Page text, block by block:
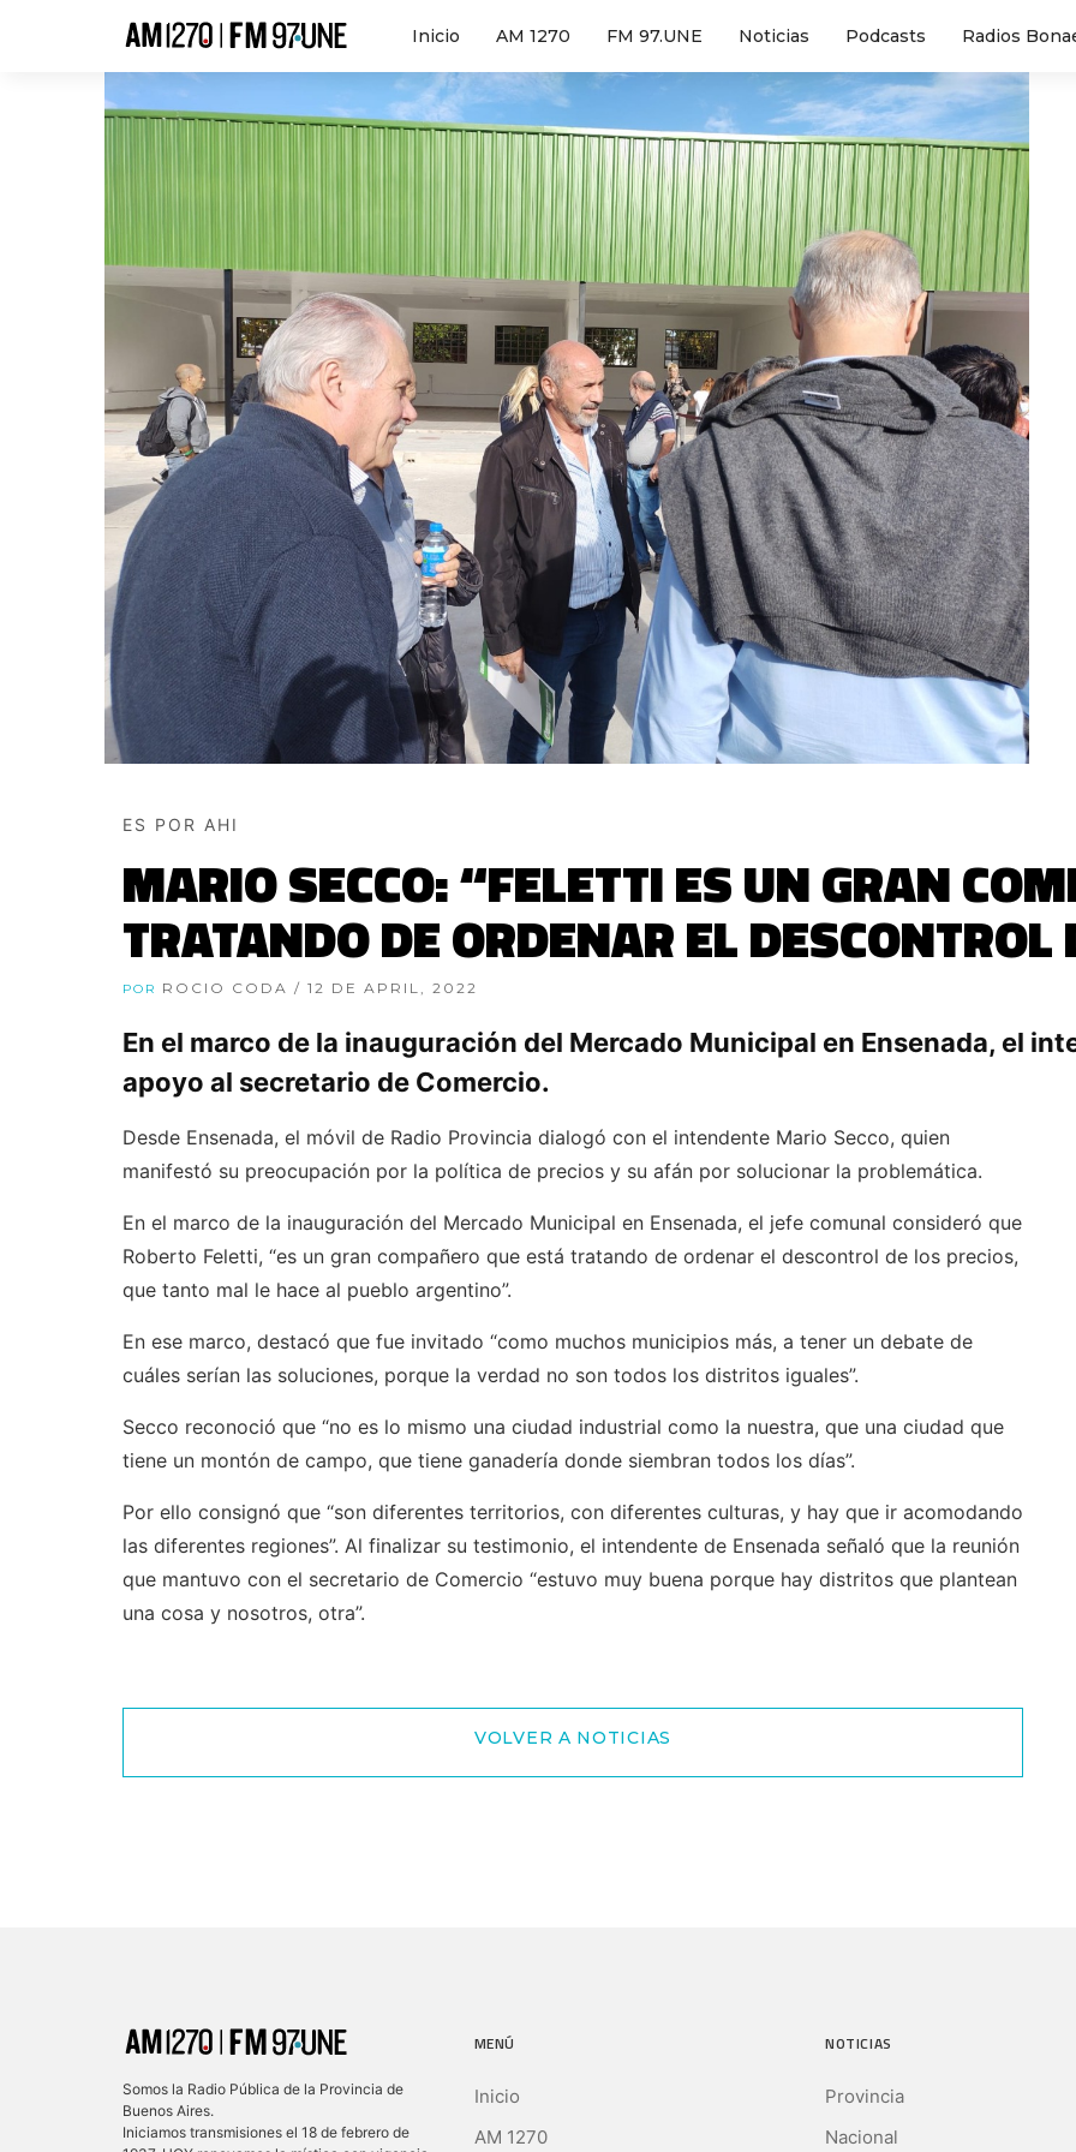
Inicio AM 1270 FM 97.UNE Noticias Podcasts Radios
ES POR AHI
MARIO SECCO: “FELETTI ES UN GRAN
TRATANDO DE ORDENAR EL DESCONTROL
POR ROCIO CODA / 12 DE APRIL, 2022
En el marco de la inauguración del Mercado Municipal en Ensenada, el
apoyo al secretario de Comercio.
Desde Ensenada, el móvil de Radio Provincia dialogó con el intendente Mario Secco, quien
manifestó su preocupación por la política de precios y su afán por solucionar la problemática.
En el marco de la inauguración del Mercado Municipal en Ensenada, el jefe comunal consideró que
Roberto Feletti, “es un gran compañero que está tratando de ordenar el descontrol de los precios,
que tanto mal le hace al pueblo argentino”.
En ese marco, destacó que fue invitado “como muchos municipios más, a tener un debate de
cuáles serían las soluciones, porque la verdad no son todos los distritos iguales”.
Secco reconoció que “no es lo mismo una ciudad industrial como la nuestra, que una ciudad que
tiene un montón de campo, que tiene ganadería donde siembran todos los días”.
Por ello consignó que “son diferentes territorios, con diferentes culturas, y hay que ir acomodando
las diferentes regiones”. Al finalizar su testimonio, el intendente de Ensenada señaló que la reunión
que mantuvo con el secretario de Comercio “estuvo muy buena porque hay distritos que plantean
una cosa y nosotros, otra”.
VOLVER A NOTICIAS
Somos la Radio Pública de la Provincia de
Buenos Aires.
Iniciamos transmisiones el 18 de febrero de
MENÚ
Inicio
AM 1270
NOTICIAS
Provincia
Nacional